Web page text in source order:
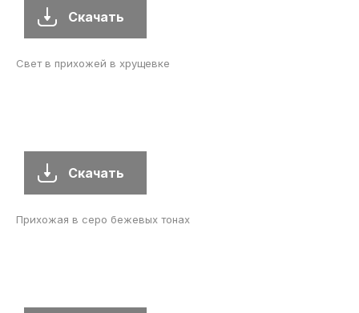
Скачать
Свет в прихожей в хрущевке
Скачать
Прихожая в серо бежевых тонах